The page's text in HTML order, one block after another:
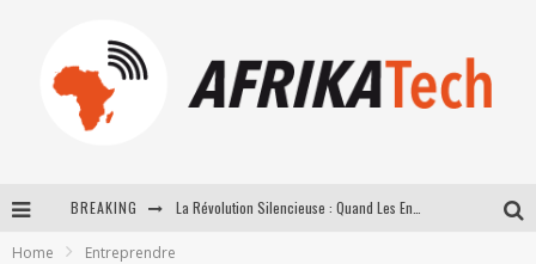
BREAKING
Home Entreprendre